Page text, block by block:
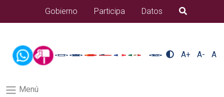
alumnos/residenciasSalida del comando:
Gobierno Participa Datos B�squeda
A+ A- A
Menú